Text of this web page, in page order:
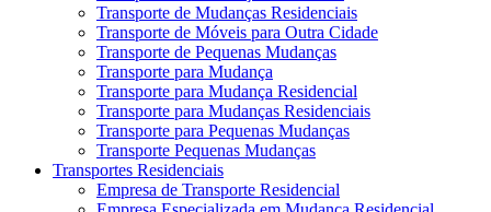
Transporte de Mudanças Residenciais
Transporte de Móveis para Outra Cidade
Transporte de Pequenas Mudanças
Transporte para Mudança
Transporte para Mudança Residencial
Transporte para Mudanças Residenciais
Transporte para Pequenas Mudanças
Transporte Pequenas Mudanças
Transportes Residenciais
Empresa de Transporte Residencial